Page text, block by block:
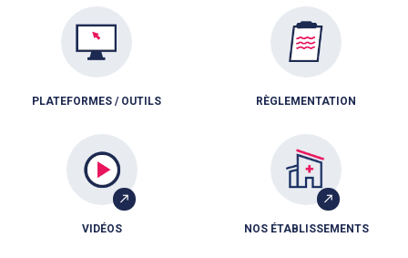
PLATEFORMES / OUTILS RÈGLEMENTATION
VIDÉOS NOS ÉTABLISSEMENTS